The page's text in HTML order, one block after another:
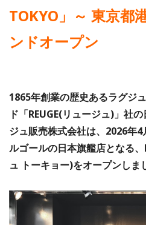
TOKYO」～ 東京都
ンドオープン
1865年創業の歴史あるラグジ
ド「REUGE(リュージュ)」社
ジュ販売株式会社は、2026年
ルゴールの日本旗艦店となる
ュ トーキョー)をオープンしま